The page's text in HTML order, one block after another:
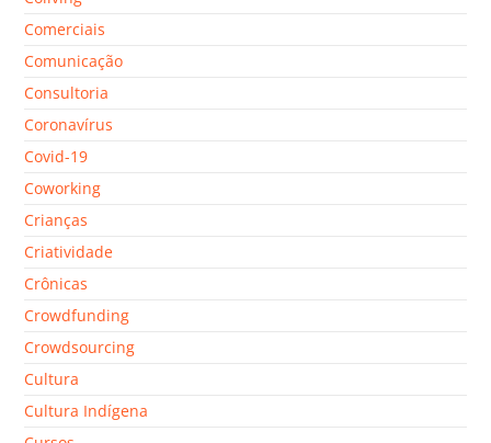
Comerciais
Comunicação
Consultoria
Coronavírus
Covid-19
Coworking
Crianças
Criatividade
Crônicas
Crowdfunding
Crowdsourcing
Cultura
Cultura Indígena